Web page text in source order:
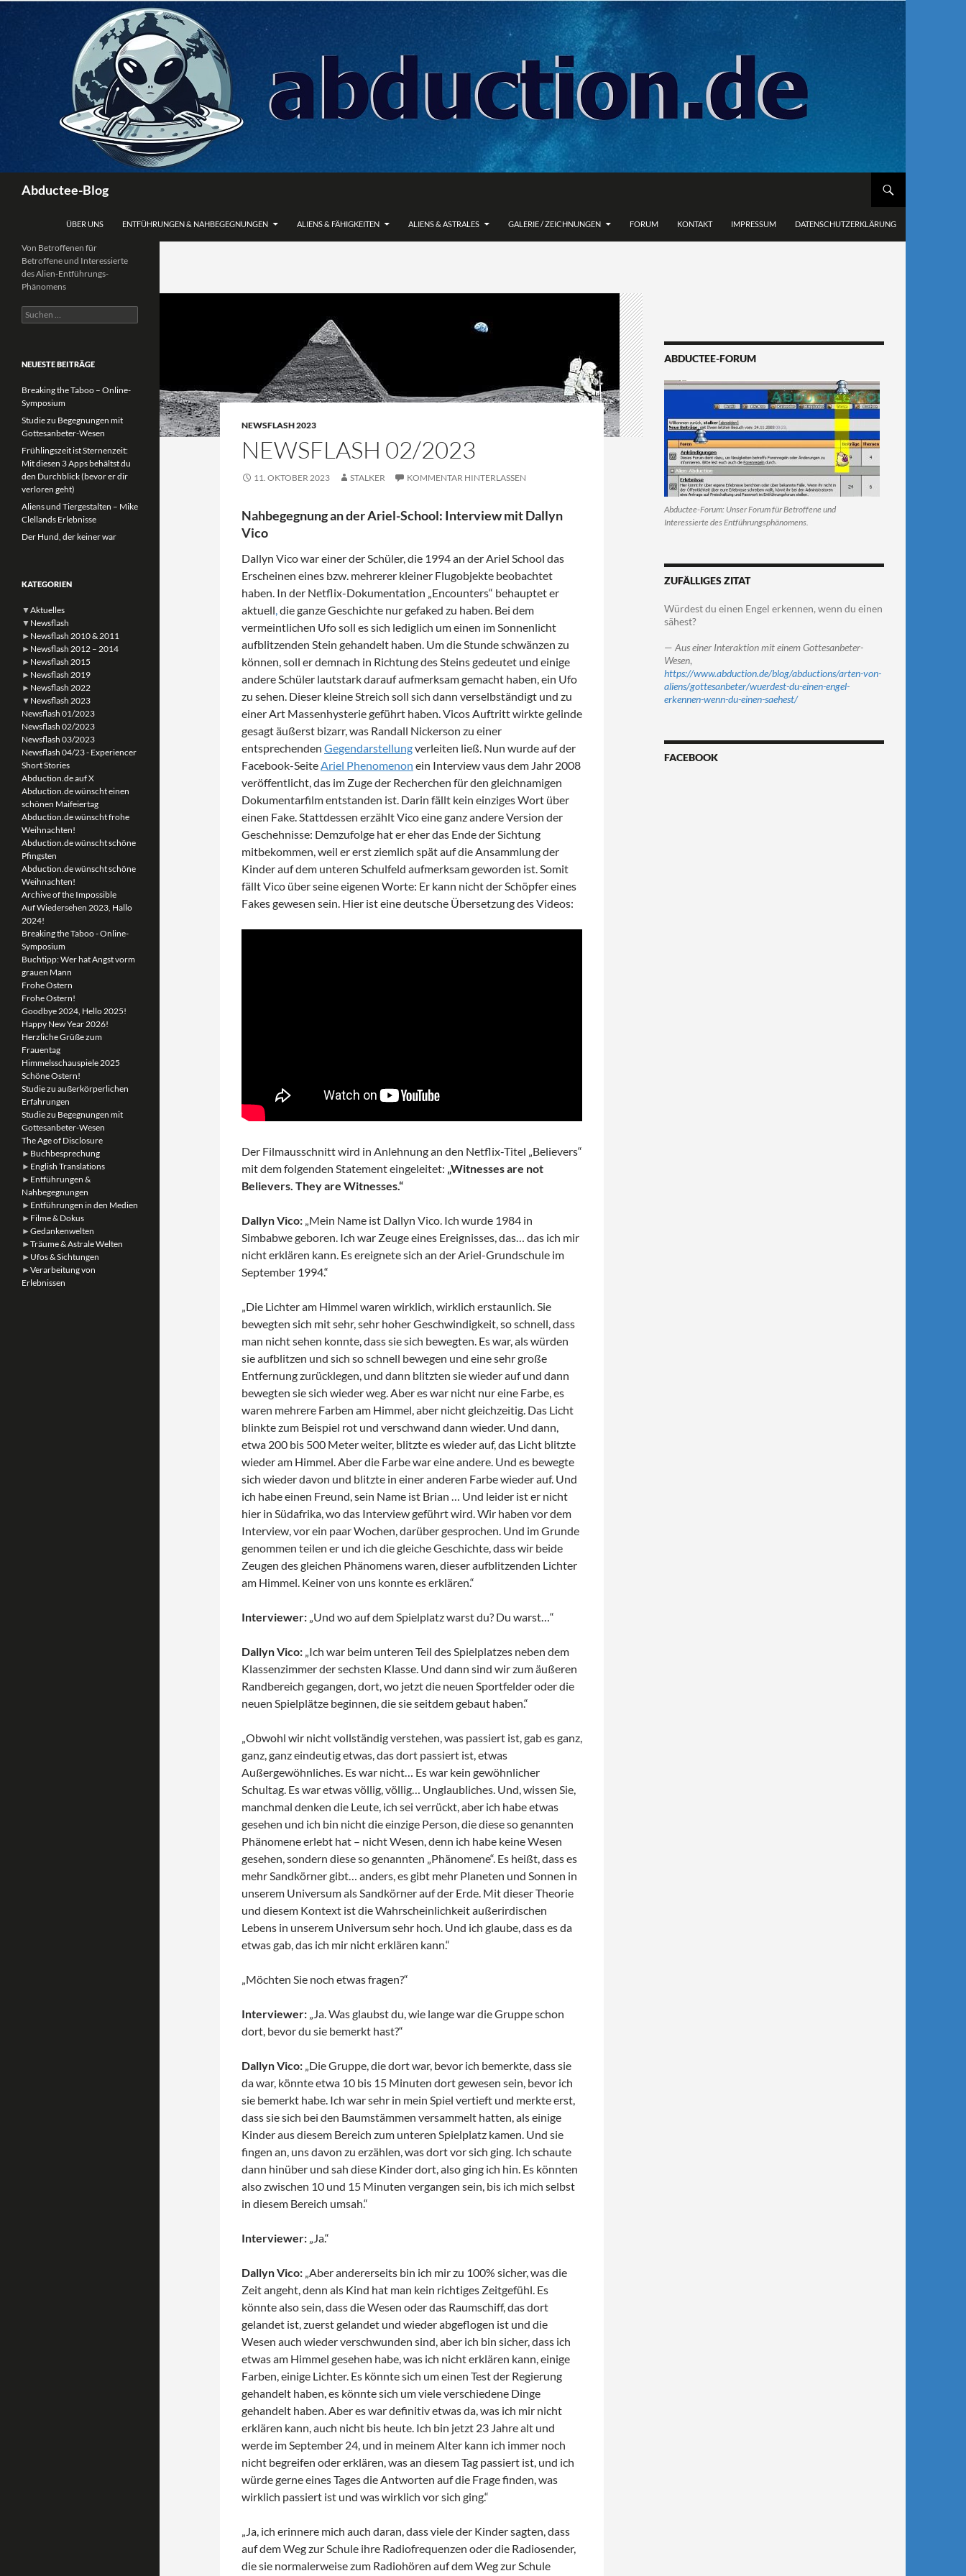
Zum
Abductee-Blog
ÜBER UNS ENTFÜHRUNGEN & NAHBEGEGNUNGEN ALIENS & FÄHIGKEITEN ALIENS & ASTRALES GALERIE / ZEICHNUNGEN FORUM KONTAKT IMPRESSUM DATENSCHUTZERKLÄRUNG
NEWSFLASH 2023
NEWSFLASH 02/2023
11. OKTOBER 2023 STALKER KOMMENTAR HINTERLASSEN
Nahbegegnung an der Ariel-School: Interview mit Dallyn
Vico
Dallyn Vico war einer der Schüler, die 1994 an der Ariel School das
Erscheinen eines bzw. mehrerer kleiner Flugobjekte beobachtet
haben. In der Netflix-Dokumentation „Encounters“ behauptet er
aktuell,die ganze Geschichte nur gefaked zu haben. Bei dem
vermeintlichen Ufo soll es sich lediglich um einen im Sonnenlicht
aufblitzenden Stein gehandelt haben. Um die Stunde schwänzen zu
können, soll er demnach in Richtung des Steins gedeutet und einige
andere Schüler lautstark darauf aufmerksam gemacht haben, ein Ufo
zu sehen. Dieser kleine Streich soll sich dann verselbständigt und zu
einer Art Massenhysterie geführt haben. Vicos Auftritt wirkte gelinde
gesagt äußerst bizarr, was Randall Nickerson zu einer
entsprechenden Gegendarstellungverleiten ließ. Nun wurde auf der
Facebook-SeiteAriel Phenomenon ein Interview vaus dem Jahr 2008
veröffentlicht, das im Zuge der Recherchen für den gleichnamigen
Dokumentarfilm entstanden ist. Darin fällt kein einziges Wort über
einen Fake. Stattdessen erzählt Vico eine ganz andere Version der
Geschehnisse: Demzufolge hat er eher das Ende der Sichtung
mitbekommen, weil er erst ziemlich spät auf die Ansammlung der
Kinder auf dem unteren Schulfeld aufmerksam geworden ist. Somit
fällt Vico über seine eigenen Worte: Er kann nicht der Schöpfer eines
Fakes gewesen sein. Hier ist eine deutsche Übersetzung des Videos:
Der Filmausschnitt wird in Anlehnung an den Netflix-Titel „Believers“
mit dem folgenden Statement eingeleitet: „Witnesses are not
Believers. They are Witnesses.“
Dallyn Vico: „Mein Name ist Dallyn Vico. Ich wurde 1984 in
Simbabwe geboren. Ich war Zeuge eines Ereignisses, das… das ich mir
nicht erklären kann. Es ereignete sich an der Ariel-Grundschule im
September 1994.“
„Die Lichter am Himmel waren wirklich, wirklich erstaunlich. Sie
bewegten sich mit sehr, sehr hoher Geschwindigkeit, so schnell, dass
man nicht sehen konnte, dass sie sich bewegten. Es war, als würden
sie aufblitzen und sich so schnell bewegen und eine sehr große
Entfernung zurücklegen, und dann blitzten sie wieder auf und dann
bewegten sie sich wieder weg. Aber es war nicht nur eine Farbe, es
waren mehrere Farben am Himmel, aber nicht gleichzeitig. Das Licht
blinkte zum Beispiel rot und verschwand dann wieder. Und dann,
etwa 200 bis 500 Meter weiter, blitzte es wieder auf, das Licht blitzte
wieder am Himmel. Aber die Farbe war eine andere. Und es bewegte
sich wieder davon und blitzte in einer anderen Farbe wieder auf. Und
ich habe einen Freund, sein Name ist Brian … Und leider ist er nicht
hier in Südafrika, wo das Interview geführt wird. Wir haben vor dem
Interview, vor ein paar Wochen, darüber gesprochen. Und im Grunde
genommen teilen er und ich die gleiche Geschichte, dass wir beide
Zeugen des gleichen Phänomens waren, dieser aufblitzenden Lichter
am Himmel. Keiner von uns konnte es erklären.“
Interviewer: „Und wo auf dem Spielplatz warst du? Du warst…“
Dallyn Vico: „Ich war beim unteren Teil des Spielplatzes neben dem
Klassenzimmer der sechsten Klasse. Und dann sind wir zum äußeren
Randbereich gegangen, dort, wo jetzt die neuen Sportfelder oder die
neuen Spielplätze beginnen, die sie seitdem gebaut haben.“
„Obwohl wir nicht vollständig verstehen, was passiert ist, gab es ganz,
ganz, ganz eindeutig etwas, das dort passiert ist, etwas
Außergewöhnliches. Es war nicht… Es war kein gewöhnlicher
Schultag. Es war etwas völlig, völlig… Unglaubliches. Und, wissen Sie,
manchmal denken die Leute, ich sei verrückt, aber ich habe etwas
gesehen und ich bin nicht die einzige Person, die diese so genannten
Phänomene erlebt hat – nicht Wesen, denn ich habe keine Wesen
gesehen, sondern diese so genannten „Phänomene“. Es heißt, dass es
mehr Sandkörner gibt… anders, es gibt mehr Planeten und Sonnen in
unserem Universum als Sandkörner auf der Erde. Mit dieser Theorie
und diesem Kontext ist die Wahrscheinlichkeit außerirdischen
Lebens in unserem Universum sehr hoch. Und ich glaube, dass es da
etwas gab, das ich mir nicht erklären kann.“
„Möchten Sie noch etwas fragen?“
Interviewer: „Ja. Was glaubst du, wie lange war die Gruppe schon
dort, bevor du sie bemerkt hast?“
Dallyn Vico: „Die Gruppe, die dort war, bevor ich bemerkte, dass sie
da war, könnte etwa 10 bis 15 Minuten dort gewesen sein, bevor ich
sie bemerkt habe. Ich war sehr in mein Spiel vertieft und merkte erst,
dass sie sich bei den Baumstämmen versammelt hatten, als einige
Kinder aus diesem Bereich zum unteren Spielplatz kamen. Und sie
fingen an, uns davon zu erzählen, was dort vor sich ging. Ich schaute
dann hinüber und sah diese Kinder dort, also ging ich hin. Es könnten
also zwischen 10 und 15 Minuten vergangen sein, bis ich mich selbst
in diesem Bereich umsah.“
Interviewer: „Ja.“
Dallyn Vico: „Aber andererseits bin ich mir zu 100% sicher, was die
Zeit angeht, denn als Kind hat man kein richtiges Zeitgefühl. Es
könnte also sein, dass die Wesen oder das Raumschiff, das dort
gelandet ist, zuerst gelandet und wieder abgeflogen ist und die
Wesen auch wieder verschwunden sind, aber ich bin sicher, dass ich
etwas am Himmel gesehen habe, was ich nicht erklären kann, einige
Farben, einige Lichter. Es könnte sich um einen Test der Regierung
gehandelt haben, es könnte sich um viele verschiedene Dinge
gehandelt haben. Aber es war definitiv etwas da, was ich mir nicht
erklären kann, auch nicht bis heute. Ich bin jetzt 23 Jahre alt und
werde im September 24, und in meinem Alter kann ich immer noch
nicht begreifen oder erklären, was an diesem Tag passiert ist, und ich
würde gerne eines Tages die Antworten auf die Frage finden, was
wirklich passiert ist und was wirklich vor sich ging.“
„Ja, ich erinnere mich auch daran, dass viele der Kinder sagten, dass
auf dem Weg zur Schule ihre Radiofrequenzen oder die Radiosender,
die sie normalerweise zum Radiohören auf dem Weg zur Schule
ABDUCTEE-FORUM
Abductee-Forum: Unser Forum für Betroffene und
Interessierte des Entführungsphänomens.
ZUFÄLLIGES ZITAT
Würdest du einen Engel erkennen, wenn du einen
sähest?
— Aus einer Interaktion mit einem Gottesanbeter-
Wesen,
https://www.abduction.de/blog/abductions/arten-von-
aliens/gottesanbeter/wuerdest-du-einen-engel-
erkennen-wenn-du-einen-saehest/
FACEBOOK
Von Betroffenen für
Betroffene und Interessierte
des Alien-Entführungs-
Phänomens
Suchen
nach:
NEUESTE BEITRÄGE
Breaking the Taboo – Online-
Symposium
Studie zu Begegnungen mit
Gottesanbeter-Wesen
Frühlingszeit ist Sternenzeit:
Mit diesen 3 Apps behältst du
den Durchblick (bevor er dir
verloren geht)
Aliens und Tiergestalten – Mike
Clellands Erlebnisse
Der Hund, der keiner war
KATEGORIEN
▼Aktuelles
▼ Newsflash
► Newsflash 2010 & 2011
► Newsflash 2012 – 2014
► Newsflash 2015
► Newsflash 2019
► Newsflash 2022
▼ Newsflash 2023
Newsflash 01/2023
Newsflash 02/2023
Newsflash 03/2023
Newsflash 04/23 - Experiencer
Short Stories
Abduction.de auf X
Abduction.de wünscht einen
schönen Maifeiertag
Abduction.de wünscht frohe
Weihnachten!
Abduction.de wünscht schöne
Pfingsten
Abduction.de wünscht schöne
Weihnachten!
Archive of the Impossible
Auf Wiedersehen 2023, Hallo
2024!
Breaking the Taboo - Online-
Symposium
Buchtipp: Wer hat Angst vorm
grauen Mann
Frohe Ostern
Frohe Ostern!
Goodbye 2024, Hello 2025!
Happy New Year 2026!
Herzliche Grüße zum
Frauentag
Himmelsschauspiele 2025
Schöne Ostern!
Studie zu außerkörperlichen
Erfahrungen
Studie zu Begegnungen mit
Gottesanbeter-Wesen
The Age of Disclosure
► Buchbesprechung
► English Translations
► Entführungen &
Nahbegegnungen
► Entführungen in den Medien
► Filme & Dokus
► Gedankenwelten
► Träume & Astrale Welten
► Ufos & Sichtungen
► Verarbeitung von
Erlebnissen